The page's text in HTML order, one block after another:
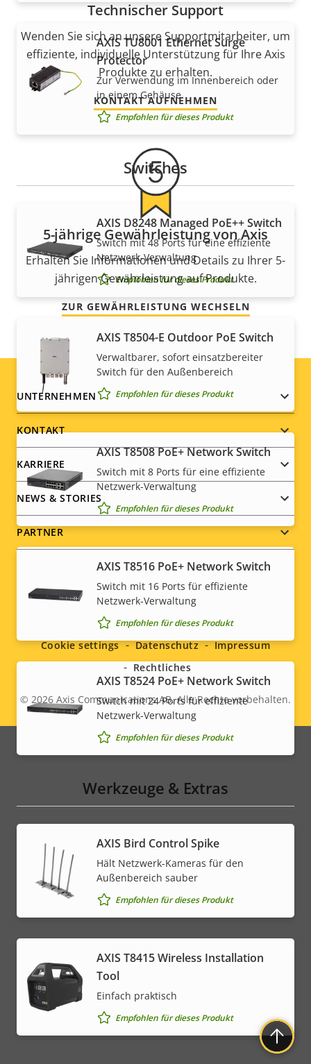
AXIS TU8001 Ethernet Surge
Protector
Zur Verwendung im Innenbereich oder
in einem Gehäuse
Empfohlen für dieses Produkt
Switches
AXIS D8248 Managed PoE++ Switch
Switch mit 48 Ports für eine effiziente
Netzwerk-Verwaltung
Empfohlen für dieses Produkt
AXIS T8504-E Outdoor PoE Switch
Verwaltbarer, sofort einsatzbereiter
Switch für den Außenbereich
Empfohlen für dieses Produkt
AXIS T8508 PoE+ Network Switch
Switch mit 8 Ports für eine effiziente
Netzwerk-Verwaltung
Empfohlen für dieses Produkt
AXIS T8516 PoE+ Network Switch
Switch mit 16 Ports für effiziente
Netzwerk-Verwaltung
Empfohlen für dieses Produkt
AXIS T8524 PoE+ Network Switch
Switch mit 24 Ports für effiziente
Netzwerk-Verwaltung
Empfohlen für dieses Produkt
Werkzeuge & Extras
AXIS Bird Control Spike
Hält Netzwerk-Kameras für den
Außenbereich sauber
Empfohlen für dieses Produkt
AXIS T8415 Wireless Installation
Tool
Einfach praktisch
Empfohlen für dieses Produkt
Technischer Support
Wenden Sie sich an unsere Supportmitarbeiter, um
effiziente, individuelle Unterstützung für Ihre Axis
Produkte zu erhalten.
KONTAKT AUFNEHMEN
5-jährige Gewährleistung von Axis
Erhalten Sie Informationen und Details zu Ihrer 5-
jährigen Gewährleistung auf Produkte.
ZUR GEWÄHRLEISTUNG WECHSELN
Footer
menu
UNTERNEHMEN
KONTAKT
KARRIERE
NEWS & STORIES
PARTNER
Social
menu
Legal
© 2026 Axis Communications AB. Alle Rechte vorbehalten.
Cookie settings Datenschutz
Impressum
Rechtliches